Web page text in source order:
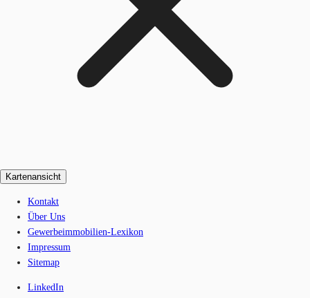
Kartenansicht
Kontakt
Über Uns
Gewerbeimmobilien-Lexikon
Impressum
Sitemap
LinkedIn